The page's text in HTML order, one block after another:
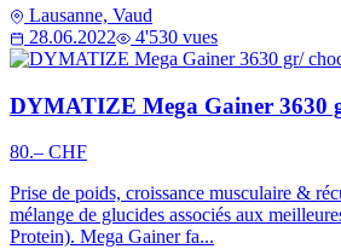
Lausanne, Vaud
28.06.2022
4'530 vues
DYMATIZE Mega Gainer 3630
80.– CHF
Prise de poids, croissance musculaire &
mélange de glucides associés aux
Protein). Mega Gainer fa...